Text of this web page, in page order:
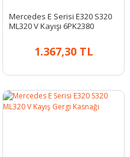
Mercedes E Serisi E320 S320
ML320 V Kayışı 6PK2380
1.367,30 TL